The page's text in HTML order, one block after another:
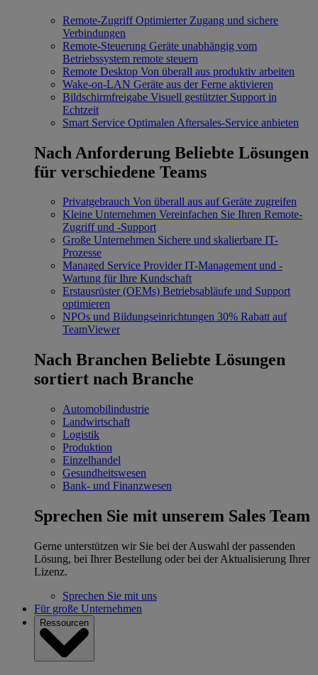
Remote-Zugriff Optimierter Zugang und sichere
Verbindungen
Remote-Steuerung Geräte unabhängig vom
Betriebssystem remote steuern
Remote Desktop Von überall aus produktiv arbeiten
Wake-on-LAN Geräte aus der Ferne aktivieren
Bildschirmfreigabe Visuell gestützter Support in
Echtzeit
Smart Service Optimalen Aftersales-Service anbieten
Nach Anforderung Beliebte Lösungen
für verschiedene Teams
Privatgebrauch Von überall aus auf Geräte zugreifen
Kleine Unternehmen Vereinfachen Sie Ihren Remote-
Zugriff und -Support
Große Unternehmen Sichere und skalierbare IT-
Prozesse
Managed Service Provider IT-Management und -
Wartung für Ihre Kundschaft
Erstausrüster (OEMs) Betriebsabläufe und Support
optimieren
NPOs und Bildungseinrichtungen 30% Rabatt auf
TeamViewer
Nach Branchen Beliebte Lösungen
sortiert nach Branche
Automobilindustrie
Landwirtschaft
Logistik
Produktion
Einzelhandel
Gesundheitswesen
Bank- und Finanzwesen
Sprechen Sie mit unserem Sales Team
Gerne unterstützen wir Sie bei der Auswahl der passenden
Lösung, bei Ihrer Bestellung oder bei der Aktualisierung Ihrer
Lizenz.
Sprechen Sie mit uns
Für große Unternehmen
Ressourcen